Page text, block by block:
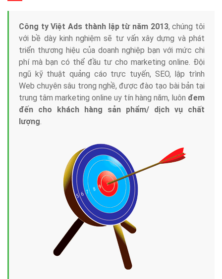
Công ty Việt Ads thành lập từ năm 2013, chúng tôi
với bề dày kinh nghiệm sẽ tư vấn xây dựng và phát
triển thương hiệu của doanh nghiệp bạn với mức chi
phí mà bạn có thể đầu tư cho marketing online. Đội
ngũ kỹ thuật quảng cáo trực tuyến, SEO, lập trình
Web chuyên sâu trong nghề, được đào tạo bài bản tại
trung tâm marketing online uy tín hàng năm, luôn đem
đến cho khách hàng sản phẩm/ dịch vụ chất
lượng.